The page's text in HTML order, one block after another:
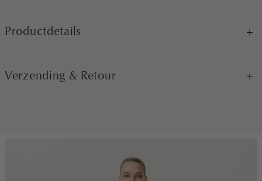
Productdetails
Verzending & Retour